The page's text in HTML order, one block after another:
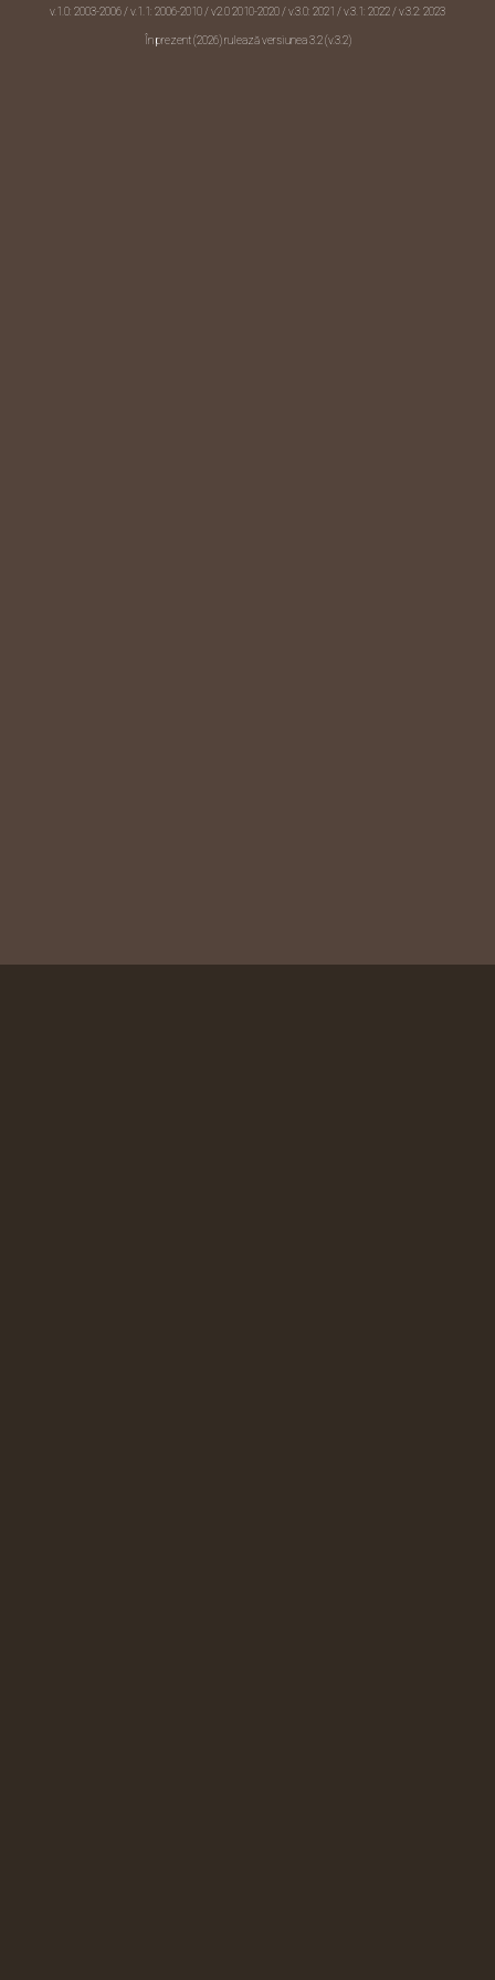
v.1.0: 2003-2006 / v.1.1: 2006-2010 /v2.0 2010-2020 / v.3.0: 2021 / v.3.1: 2022 / v.3.2: 2023
În prezent (2026) rulează versiunea 3.2 (v.3.2)